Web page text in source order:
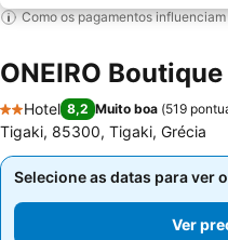
Como os pagamentos
ONEIRO
2 Estrelas
Hotel 8,2 Muito boa (519
Tigaki, 85300, Tigaki, Grécia
Selecione as datas para ver
Ver
Selecione as datas para ver
Ver